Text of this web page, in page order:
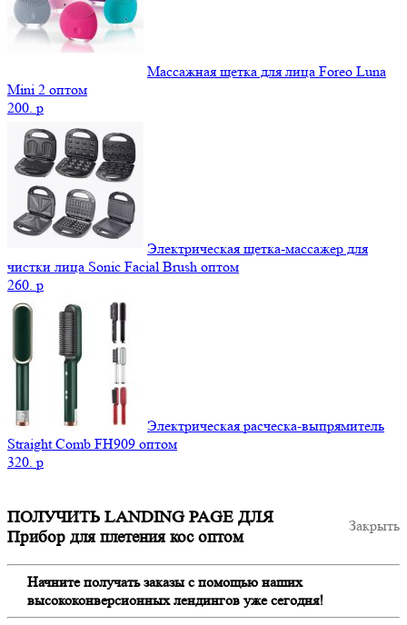
Массажная щетка для лица Foreo Luna
Mini 2 оптом
200. p
Электрическая щетка-массажер для
чистки лица Sonic Facial Brush оптом
260. p
Электрическая расческа-выпрямитель
Straight Comb FH909 оптом
320. p
Закрыть
ПОЛУЧИТЬ LANDING PAGE ДЛЯ
Прибор для плетения кос оптом
Начните получать заказы с помощью наших
высококонверсионных лендингов уже сегодня!